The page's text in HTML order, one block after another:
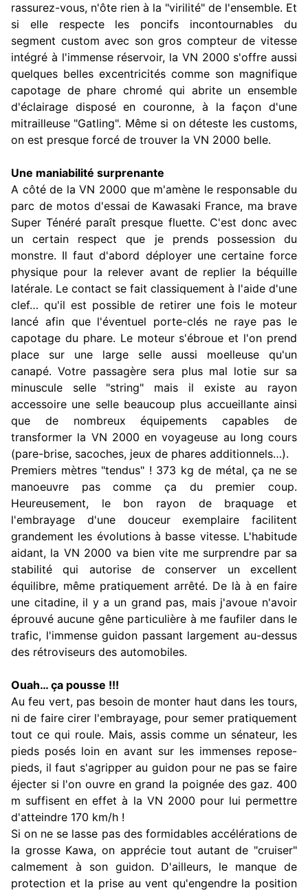
rassurez-vous, n'ôte rien à la "virilité" de l'ensemble. Et
si elle respecte les poncifs incontournables du
segment custom avec son gros compteur de vitesse
intégré à l'immense réservoir, la VN 2000 s'offre aussi
quelques belles excentricités comme son magnifique
capotage de phare chromé qui abrite un ensemble
d'éclairage disposé en couronne, à la façon d'une
mitrailleuse "Gatling". Même si on déteste les customs,
on est presque forcé de trouver la VN 2000 belle.
Une maniabilité surprenante
A côté de la VN 2000 que m'amène le responsable du
parc de motos d'essai de Kawasaki France, ma brave
Super Ténéré paraît presque fluette. C'est donc avec
un certain respect que je prends possession du
monstre. Il faut d'abord déployer une certaine force
physique pour la relever avant de replier la béquille
latérale. Le contact se fait classiquement à l'aide d'une
clef… qu'il est possible de retirer une fois le moteur
lancé afin que l'éventuel porte-clés ne raye pas le
capotage du phare. Le moteur s'ébroue et l'on prend
place sur une large selle aussi moelleuse qu'un
canapé. Votre passagère sera plus mal lotie sur sa
minuscule selle "string" mais il existe au rayon
accessoire une selle beaucoup plus accueillante ainsi
que de nombreux équipements capables de
transformer la VN 2000 en voyageuse au long cours
(pare-brise, sacoches, jeux de phares additionnels…).
Premiers mètres "tendus" ! 373 kg de métal, ça ne se
manoeuvre pas comme ça du premier coup.
Heureusement, le bon rayon de braquage et
l'embrayage d'une douceur exemplaire facilitent
grandement les évolutions à basse vitesse. L'habitude
aidant, la VN 2000 va bien vite me surprendre par sa
stabilité qui autorise de conserver un excellent
équilibre, même pratiquement arrêté. De là à en faire
une citadine, il y a un grand pas, mais j'avoue n'avoir
éprouvé aucune gêne particulière à me faufiler dans le
trafic, l'immense guidon passant largement au-dessus
des rétroviseurs des automobiles.
Ouah… ça pousse !!!
Au feu vert, pas besoin de monter haut dans les tours,
ni de faire cirer l'embrayage, pour semer pratiquement
tout ce qui roule. Mais, assis comme un sénateur, les
pieds posés loin en avant sur les immenses repose-
pieds, il faut s'agripper au guidon pour ne pas se faire
éjecter si l'on ouvre en grand la poignée des gaz. 400
m suffisent en effet à la VN 2000 pour lui permettre
d'atteindre 170 km/h !
Si on ne se lasse pas des formidables accélérations de
la grosse Kawa, on apprécie tout autant de "cruiser"
calmement à son guidon. D'ailleurs, le manque de
protection et la prise au vent qu'engendre la position